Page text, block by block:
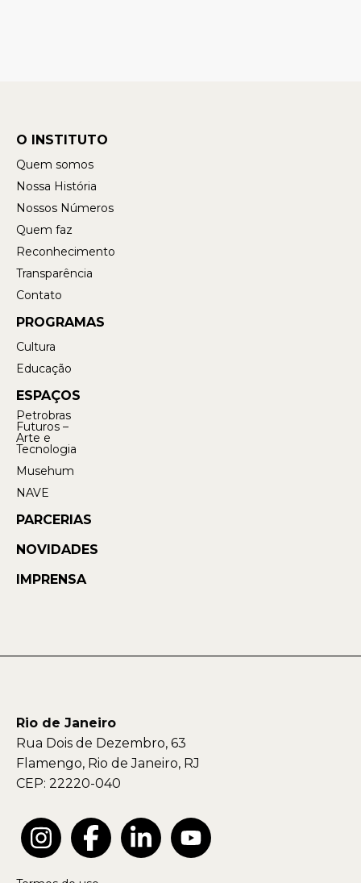
O INSTITUTO
Quem somos
Nossa História
Nossos Números
Quem faz
Reconhecimento
Transparência
Contato
PROGRAMAS
Cultura
Educação
ESPAÇOS
Petrobras
Futuros –
Arte e
Tecnologia
Musehum
NAVE
PARCERIAS
NOVIDADES
IMPRENSA
Rio de Janeiro
Rua Dois de Dezembro, 63
Flamengo, Rio de Janeiro, RJ
CEP: 22220-040